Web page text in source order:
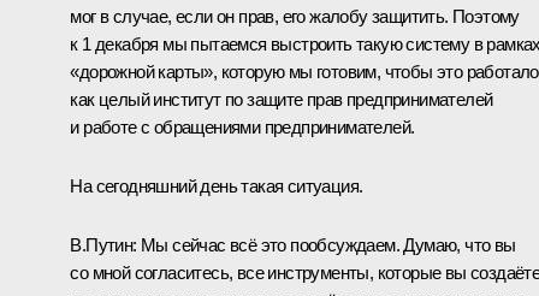
мог в случае, если он прав, его жалобу защитить. Поэтому
к 1 декабря мы пытаемся выстроить такую систему в
«дорожной карты», которую мы готовим, чтобы это работало
как целый институт по защите прав предпринимателей
и работе с обращениями предпринимателей.
На сегодняшний день такая ситуация.
В.Путин: Мы сейчас всё это пообсуждаем. Думаю, что вы
со мной согласитесь, все инструменты, которые вы